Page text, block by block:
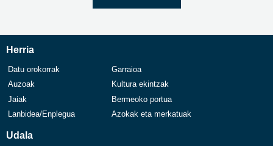
Herria
Datu orokorrak
Garraioa
Auzoak
Kultura ekintzak
Jaiak
Bermeoko portua
Lanbidea/Enplegua
Azokak eta merkatuak
Udala